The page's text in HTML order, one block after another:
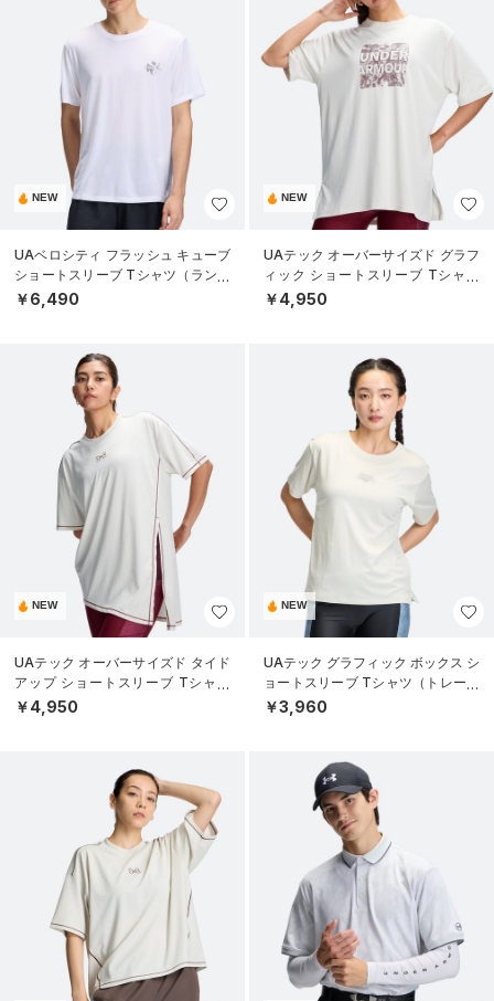
NEW
UAベロシティ フラッシュ キューブ
ショートスリーブ Tシャツ（ランニ
ング/MEN）
￥6,490
NEW
UAテック オーバーサイズド グラフ
ィック ショートスリーブ Tシャツ
（トレーニング/WOMEN）
￥4,950
NEW
UAテック オーバーサイズド タイド
アップ ショートスリーブ Tシャツ
（トレーニング/WOMEN）
￥4,950
NEW
UAテック グラフィック ボックス シ
ョートスリーブ Tシャツ（トレーニ
ング/WOMEN）
￥3,960